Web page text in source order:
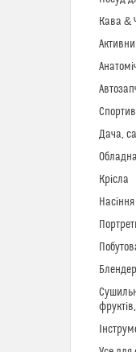
Кава &
Дача,
Крісла